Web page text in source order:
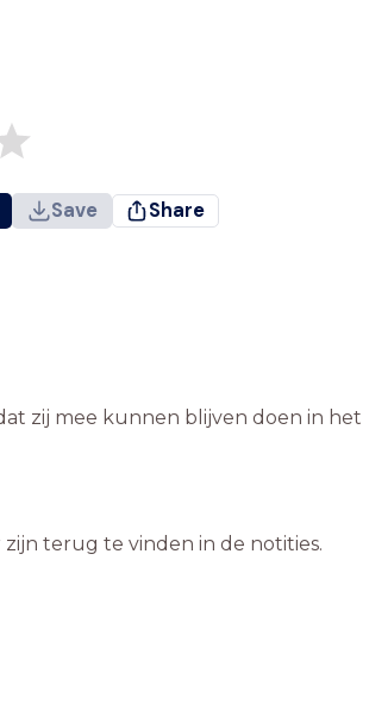
Save Share
zij mee kunnen blijven doen in het
terug te vinden in de notities.